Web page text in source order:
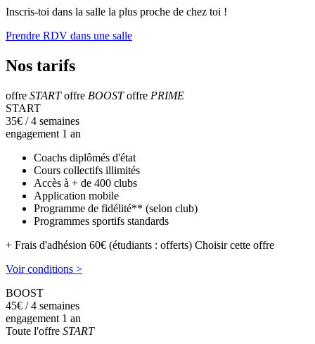
Inscris-toi dans la salle la plus proche de chez toi !
Prendre RDV dans une salle
Nos tarifs
offre START offre BOOST offre PRIME
START
35€ / 4 semaines
engagement 1 an
Coachs diplômés d'état
Cours collectifs illimités
Accès à + de 400 clubs
Application mobile
Programme de fidélité** (selon club)
Programmes sportifs standards
+ Frais d'adhésion 60€ (étudiants : offerts) Choisir cette offre
Voir conditions >
BOOST
45€ / 4 semaines
engagement 1 an
Toute l'offre START